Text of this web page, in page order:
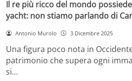
Il re più ricco del mondo
yacht: non stiamo parlando di
Antonio Murolo 3 Dicembre 2025
Una figura poco nota in
patrimonio che supera ogni
si…